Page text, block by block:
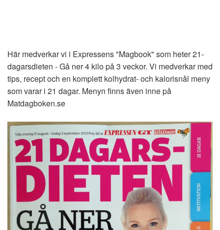
Här medverkar vi i Expressens "Magbook" som heter 21-
dagarsdieten - Gå ner 4 kilo på 3 veckor. Vi medverkar med
tips, recept och en komplett kolhydrat- och kalorisnål meny
som varar i 21 dagar. Menyn finns även inne på
Matdagboken.se